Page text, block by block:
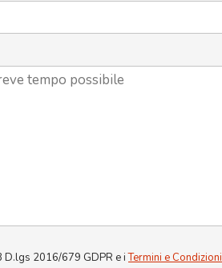
D.lgs 2016/679 GDPR e iTermini e Condizioni